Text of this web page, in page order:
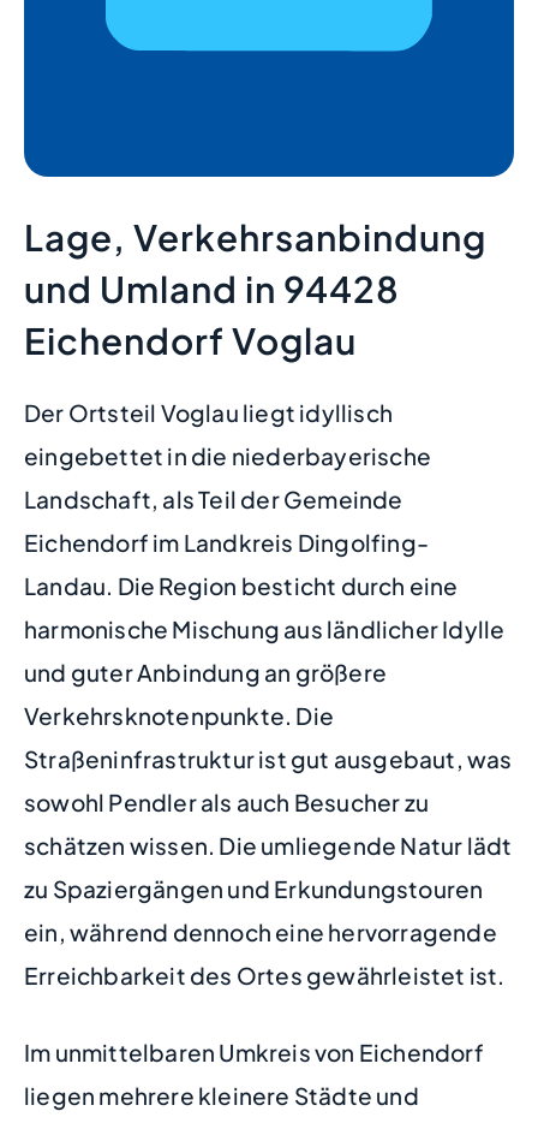
Lage, Verkehrsanbindung
und Umland in 94428
Eichendorf Voglau
Der Ortsteil Voglau liegt idyllisch
eingebettet in die niederbayerische
Landschaft, als Teil der Gemeinde
Eichendorf im Landkreis Dingolfing-
Landau. Die Region besticht durch eine
harmonische Mischung aus ländlicher Idylle
und guter Anbindung an größere
Verkehrsknotenpunkte. Die
Straßeninfrastruktur ist gut ausgebaut, was
sowohl Pendler als auch Besucher zu
schätzen wissen. Die umliegende Natur lädt
zu Spaziergängen und Erkundungstouren
ein, während dennoch eine hervorragende
Erreichbarkeit des Ortes gewährleistet ist.
Im unmittelbaren Umkreis von Eichendorf
liegen mehrere kleinere Städte und